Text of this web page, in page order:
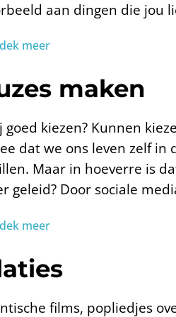
aan dingen die jou
meer
maken
goed kiezen? Kunnen
dat we ons leven zelf
Maar in hoeverre is
geleid? Door sociale
meer
films, popliedjes